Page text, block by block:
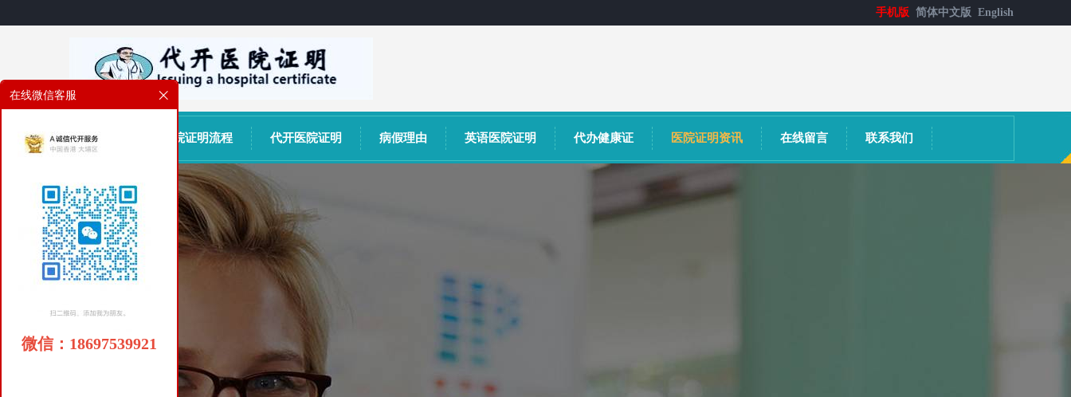
手机版 简体中文版 English
网站首页 医院证明流程 代开医院证明 病假理由 英语医院证明 代办健康证 医院证明资讯 在线留言 联系我们
在线微信客服
微信：18697539921